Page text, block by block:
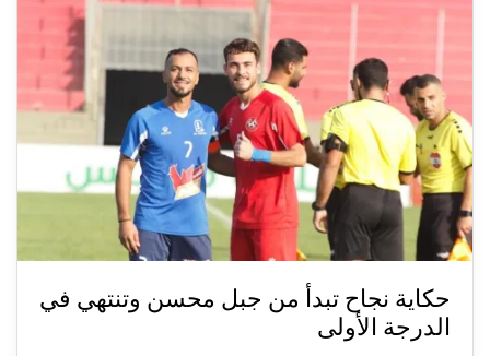
حكاية نجاح تبدأ من جبل محسن وتنتهي في
الدرجة الأولى